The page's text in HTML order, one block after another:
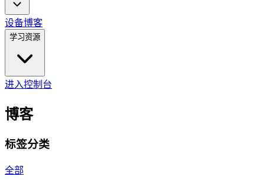
设备博客
学习资源
进入控制台
博客
标签分类
全部